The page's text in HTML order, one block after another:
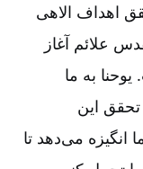
اهداف الاهی
علائم آغاز
به ما
این
انگیزه می‌‌دهد تا